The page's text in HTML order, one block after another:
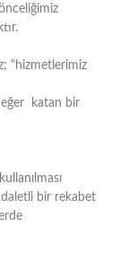
"hizmetlerimiz
katan bir
bir rekabet